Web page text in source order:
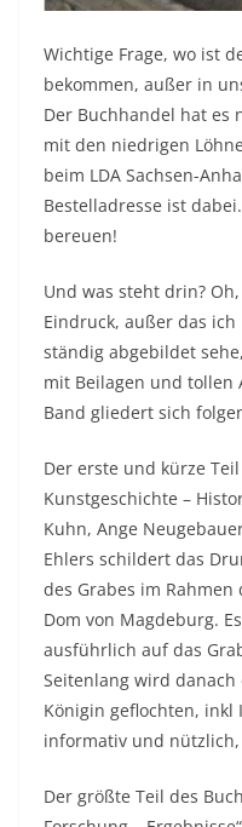
Wichtige Frage, wo ist
bekommen, außer in
Der Buchhandel hat es
mit den niedrigen
beim LDA Sachsen-
Bestelladresse ist
bereuen!
Und was steht drin?
Eindruck, außer das
ständig abgebildet
mit Beilagen und tollen
Band gliedert sich
Der erste und kürze
Kunstgeschichte –
Kuhn, Ange
Ehlers schildert das
des Grabes im
Dom von Magdeburg.
ausführlich auf das
Seitenlang wird
Königin geflochten,
informativ und
Der größte Teil des